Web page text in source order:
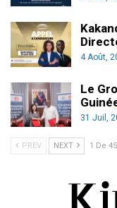
4 Août,
Le
31 Juil,
PREV NEXT 1 De